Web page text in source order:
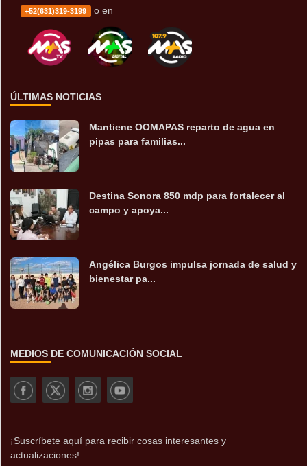
+52(631)319-3199 o en
ÚLTIMAS NOTICIAS
Mantiene OOMAPAS reparto de agua en
pipas para familias...
Destina Sonora 850 mdp para fortalecer al
campo y apoya...
Angélica Burgos impulsa jornada de salud y
bienestar pa...
MEDIOS DE COMUNICACIÓN SOCIAL
¡Suscríbete aquí para recibir cosas interesantes y
actualizaciones!